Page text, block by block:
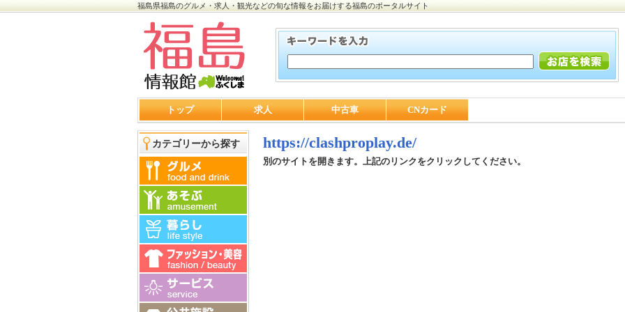
福島県福島のグルメ・求人・観光などの旬な情報をお届けする福島のポータルサイト
トップ 求人 中古車 CNカード
カテゴリーから探す https://clashproplay.de/
別のサイトを開きます。上記のリンクをクリックしてください。